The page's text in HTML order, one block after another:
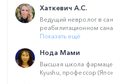
Хаткевич А.С.
Ведущий невролог в
реабилитационном
Показать ещё
Нода Мами
Высшая школа
Kyushu, профессор